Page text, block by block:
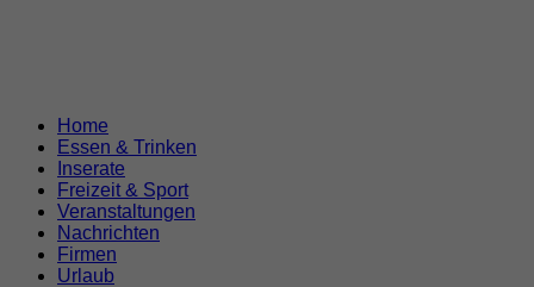
Home
Essen & Trinken
Inserate
Freizeit & Sport
Veranstaltungen
Nachrichten
Firmen
Urlaub